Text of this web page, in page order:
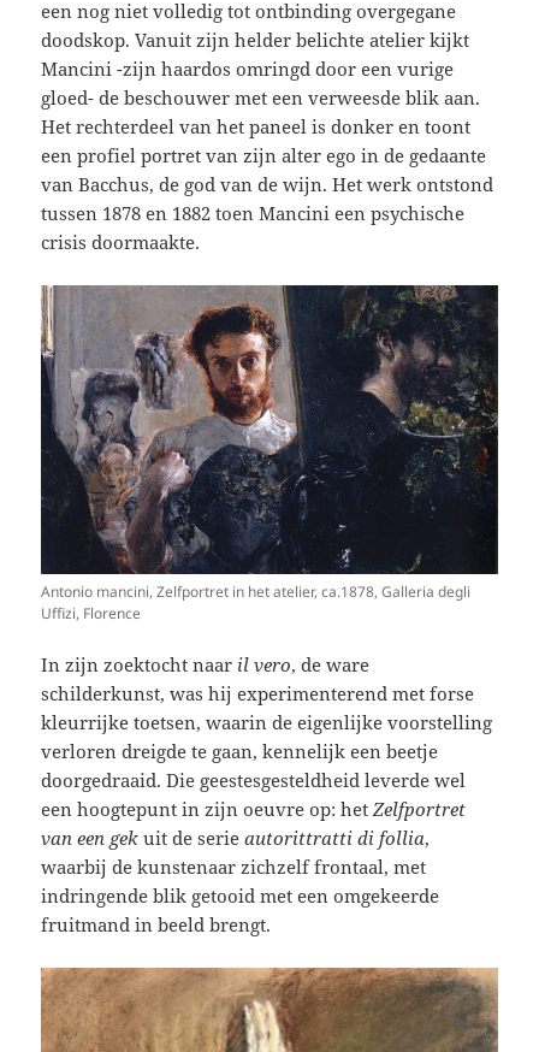
een nog niet volledig tot ontbinding overgegane
doodskop. Vanuit zijn helder belichte atelier kijkt
Mancini -zijn haardos omringd door een vurige
gloed- de beschouwer met een verweesde blik aan.
Het rechterdeel van het paneel is donker en toont
een profiel portret van zijn alter ego in de gedaante
van Bacchus, de god van de wijn. Het werk ontstond
tussen 1878 en 1882 toen Mancini een psychische
crisis doormaakte.
Antonio mancini, Zelfportret in het atelier, ca.1878, Galleria degli
Uffizi, Florence
In zijn zoektocht naar il vero, de ware
schilderkunst, was hij experimenterend met forse
kleurrijke toetsen, waarin de eigenlijke voorstelling
verloren dreigde te gaan, kennelijk een beetje
doorgedraaid. Die geestesgesteldheid leverde wel
een hoogtepunt in zijn oeuvre op: hetZelfportret
van een gek uit de serieautorittratti di follia,
waarbij de kunstenaar zichzelf frontaal, met
indringende blik getooid met een omgekeerde
fruitmand in beeld brengt.